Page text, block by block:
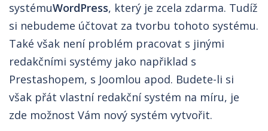
systémuWordPress, který je zcela zdarma. Tudíž
si nebudeme účtovat za tvorbu tohoto systému.
Také však není problém pracovat s jinými
redakčními systémy jako napřiklad s
Prestashopem, s Joomlou apod. Budete-li si
však přát vlastní redakční systém na míru, je
zde možnost Vám nový systém vytvořit.